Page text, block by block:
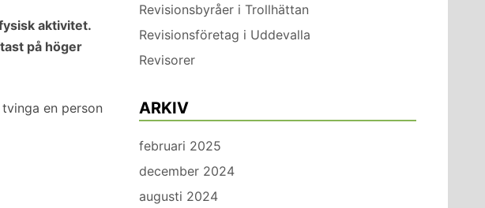
aktivitet.
på höger
en person
Revisionsbyråer i Trollhättan
Revisionsföretag i Uddevalla
Revisorer
ARKIV
februari 2025
december 2024
augusti 2024